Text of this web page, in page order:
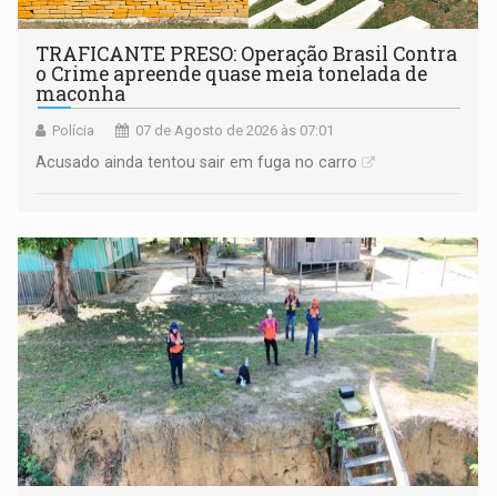
TRAFICANTE PRESO: Operação Brasil Contra
o Crime apreende quase meia tonelada de
maconha
Polícia 07 de Agosto de 2026 às 07:01
Acusado ainda tentou sair em fuga no carro